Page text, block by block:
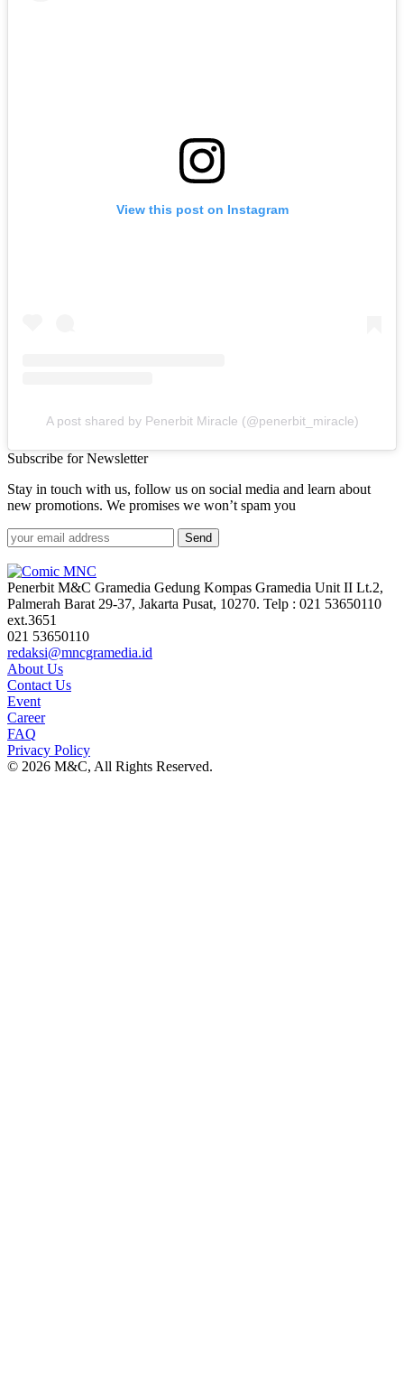
View this post on Instagram
A post shared by Penerbit Miracle (@penerbit_miracle)
Subscribe for Newsletter
Stay in touch with us, follow us on social media and learn about
new promotions. We promises we won’t spam you
Send
Penerbit M&C Gramedia Gedung Kompas Gramedia Unit II Lt.2,
Palmerah Barat 29-37, Jakarta Pusat, 10270. Telp : 021 53650110
ext.3651
021 53650110
redaksi@mncgramedia.id
About Us
Contact Us
Event
Career
FAQ
Privacy Policy
© 2026 M&C, All Rights Reserved.